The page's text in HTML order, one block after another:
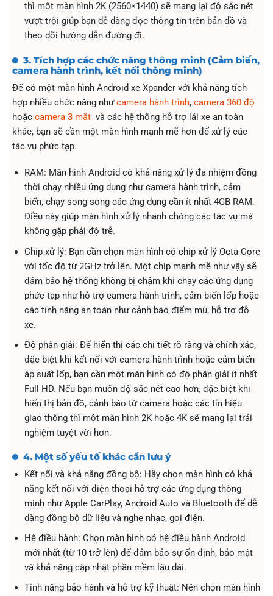
thì một màn hình 2K (2560×1440) sẽ mang lại độ sắc nét
vượt trội giúp bạn dễ dàng đọc thông tin trên bản đồ và
theo dõi hướng dẫn đường đi.
3. Tích hợp các chức năng thông minh (Cảm biến,
camera hành trình, kết nối thông minh)
Để có một màn hình Android xe Xpander với khả năng tích
hợp nhiều chức năng nhưcamera hành trình, camera 360 độ
hoặc camera 3 mắtvà các hệ thống hỗ trợ lái xe an toàn
khác, bạn sẽ cần một màn hình mạnh mẽ hơn để xử lý các
tác vụ phức tạp.
RAM: Màn hình Android có khả năng xử lý đa nhiệm đồng
thời chạy nhiều ứng dụng như camera hành trình, cảm
biến, chạy song song các ứng dụng cần ít nhất 4GB RAM.
Điều này giúp màn hình xử lý nhanh chóng các tác vụ mà
không gặp phải độ trễ.
Chip xử lý: Bạn cần chọn màn hình có chip xử lý Octa-Core
với tốc độ từ 2GHz trở lên. Một chip mạnh mẽ như vậy sẽ
đảm bảo hệ thống không bị chậm khi chạy các ứng dụng
phức tạp như hỗ trợ camera hành trình, cảm biến lốp hoặc
các tính năng an toàn như cảnh báo điểm mù, hỗ trợ đỗ
xe.
Độ phân giải: Để hiển thị các chi tiết rõ ràng và chính xác,
đặc biệt khi kết nối với camera hành trình hoặc cảm biến
áp suất lốp, bạn cần một màn hình có độ phân giải ít nhất
Full HD. Nếu bạn muốn độ sắc nét cao hơn, đặc biệt khi
hiển thị bản đồ, cảnh báo từ camera hoặc các tín hiệu
giao thông thì một màn hình 2K hoặc 4K sẽ mang lại trải
nghiệm tuyệt vời hơn.
4. Một số yếu tố khác cần lưu ý
Kết nối và khả năng đồng bộ: Hãy chọn màn hình có khả
năng kết nối với điện thoại hỗ trợ các ứng dụng thông
minh như Apple CarPlay, Android Auto và Bluetooth để dễ
dàng đồng bộ dữ liệu và nghe nhạc, gọi điện.
Hệ điều hành: Chọn màn hình có hệ điều hành Android
mới nhất (từ 10 trở lên) để đảm bảo sự ổn định, bảo mật
và khả năng cập nhật phần mềm lâu dài.
Tính năng bảo hành và hỗ trợ kỹ thuật: Nên chọn màn hình